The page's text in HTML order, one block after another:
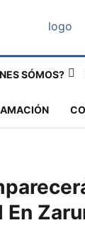
SÓMOS?